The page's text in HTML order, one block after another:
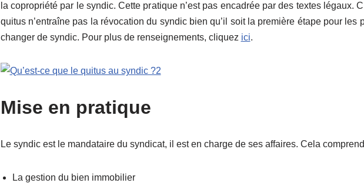
la copropriété par le syndic. Cette pratique n’est pas encadrée par des textes légaux.
quitus n’entraîne pas la révocation du syndic bien qu’il soit la première étape pour les
changer de syndic. Pour plus de renseignements, cliquez ici.
Mise en pratique
Le syndic est le mandataire du syndicat, il est en charge de ses affaires. Cela
La gestion du bien immobilier